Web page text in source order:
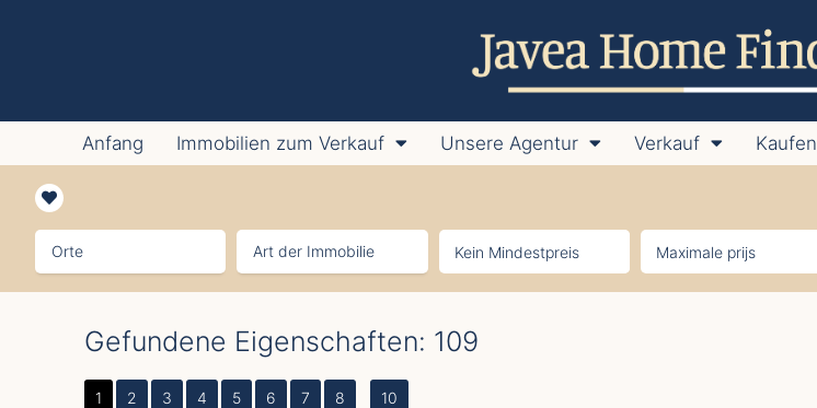
Anfang Immobilien zum Verkauf Unsere Agentur Verkauf Kaufen
Orte Art der Immobilie
Gefundene Eigenschaften: 109
1 2 3 4 5 6 7 8 10